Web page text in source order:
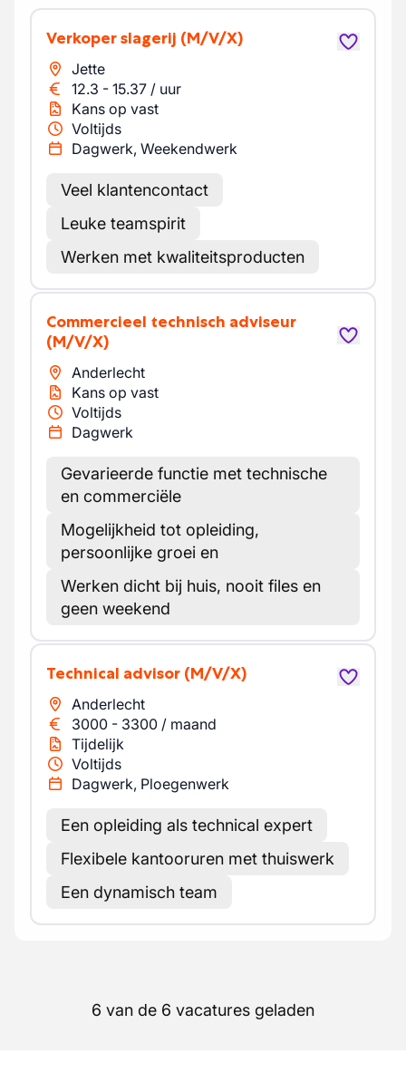
Verkoper slagerij (M/V/X)
Jette
12.3 - 15.37 / uur
Kans op vast
Voltijds
Dagwerk, Weekendwerk
Veel klantencontact
Leuke teamspirit
Werken met kwaliteitsproducten
Commercieel technisch adviseur
(M/V/X)
Anderlecht
Kans op vast
Voltijds
Dagwerk
Gevarieerde functie met technische
en commerciële
Mogelijkheid tot opleiding,
persoonlijke groei en
Werken dicht bij huis, nooit files en
geen weekend
Technical advisor (M/V/X)
Anderlecht
3000 - 3300 / maand
Tijdelijk
Voltijds
Dagwerk, Ploegenwerk
Een opleiding als technical expert
Flexibele kantooruren met thuiswerk
Een dynamisch team
6 van de 6 vacatures geladen